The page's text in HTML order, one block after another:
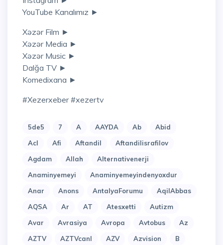
YouTube Kanalımız ►
Xəzər Film ►
Xəzər Media ►
Xəzər Music ►
Dalğa TV ►
Komedixana ►
#xezerxeber #xezertv
5de5 7 A AAYDA Ab
Abid
Acl
Afi Aftandil
Aftandilisrafilov
Agdam
Allah
Alternativenerji
Anaminyemeyi
Anaminyemeyindenyoxdur
Anar
Anons AntalyaForumu
AqilAbbas
AQSA
Ar AT Atesxetti
Autizm
Avar
Avrasiya Avropa Avtobus
Az
AZTV
AZTVcanl AZV Azvision
B